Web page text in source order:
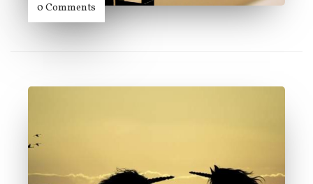
0 Comments